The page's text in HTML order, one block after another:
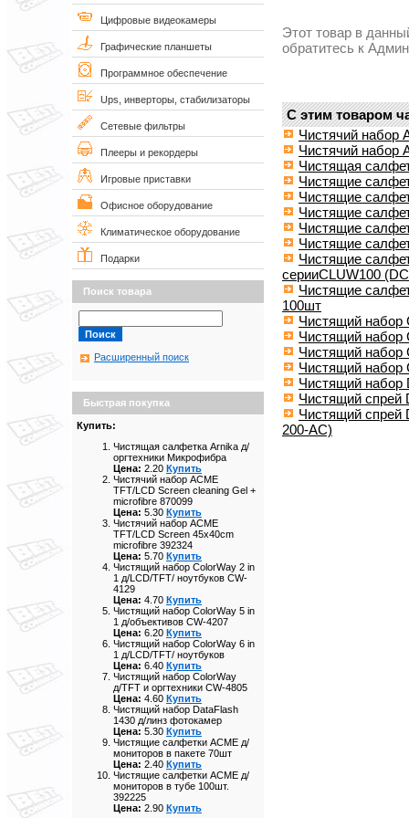
Цифровые видеокамеры
Графические планшеты
Программное обеспечение
Ups, инверторы, стабилизаторы
Сетевые фильтры
Плееры и рекордеры
Игровые приставки
Офисное оборудование
Климатическое оборудование
Подарки
Поиск товара
Расширенный поиск
Быстрая покупка
Купить:
Чистящая салфетка Arnika д/
оргтехники Микрофибра
Цена: 2.20 Купить
Чистячий набор ACME
TFT/LCD Screen cleaning Gel +
microfibre 870099
Цена: 5.30 Купить
Чистячий набор ACME
TFT/LCD Screen 45x40cm
microfibre 392324
Цена: 5.70 Купить
Чистящий набор ColorWay 2 in
1 д/LCD/TFT/ ноутбуков CW-
4129
Цена: 4.70 Купить
Чистящий набор ColorWay 5 in
1 д/объективов CW-4207
Цена: 6.20 Купить
Чистящий набор ColorWay 6 in
1 д/LCD/TFT/ ноутбуков
Цена: 6.40 Купить
Чистящий набор ColorWay
д/TFT и оргтехники CW-4805
Цена: 4.60 Купить
Чистящий набор DataFlash
1430 д/линз фотокамер
Цена: 5.30 Купить
Чистящие салфетки ACME д/
мониторов в пакете 70шт
Цена: 2.40 Купить
Чистящие салфетки ACME д/
мониторов в тубе 100шт.
392225
Цена: 2.90 Купить
Этот товар в
обратитесь к
С этим товаром
Чистячий набор
Чистячий набор
Чистящая
Чистящие
Чистящие
Чистящие
Чистящие
Чистящие
Чистящие
серииCLUW100
Чистящие
100шт
Чистящий набор
Чистящий набор
Чистящий набор
Чистящий набор
Чистящий набор
Чистящий спрей
Чистящий спрей
200-AC)